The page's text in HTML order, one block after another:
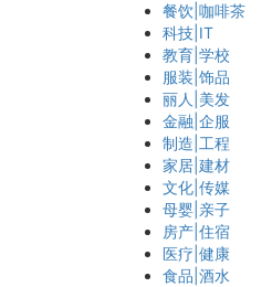
餐饮|咖啡茶
科技|IT
教育|学校
服装|饰品
丽人|美发
金融|企服
制造|工程
家居|建材
文化|传媒
母婴|亲子
房产|住宿
医疗|健康
食品|酒水